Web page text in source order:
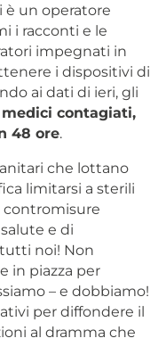
è un operatore
i racconti e le
impegnati in
i dispositivi di
ai dati di ieri, gli
medici contagiati,
48 ore.
che lottano
limitarsi a sterili
contromisure
e di
noi! Non
in piazza per
– e dobbiamo!
per diffondere il
al dramma che